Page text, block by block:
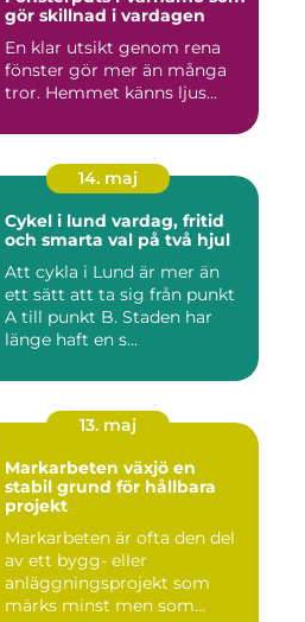
gör skillnad i vardagen
En klar utsikt genom rena
fönster gör mer än många
tror. Hemmet känns ljus...
14. maj
Cykel i lund vardag, fritid
och smarta val på två hjul
Att cykla i Lund är mer än
ett sätt att ta sig från punkt
A till punkt B. Staden har
länge haft en s...
13. maj
Markarbeten växjö en
stabil grund för hållbara
projekt
Markarbeten är ofta den del
av ett bygg- eller
anläggningsprojekt som
märks minst men som